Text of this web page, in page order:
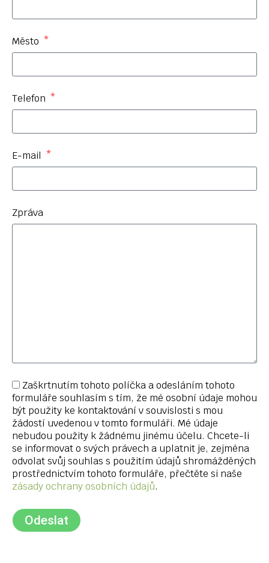
Město
Telefon
E-mail
Zpráva
Zaškrtnutím tohoto políčka a odesláním tohoto
formuláře souhlasím s tím, že mé osobní údaje mohou
být použity ke kontaktování v souvislosti s mou
žádostí uvedenou v tomto formuláři. Mé údaje
nebudou použity k žádnému jinému účelu. Chcete-li
se informovat o svých právech a uplatnit je, zejména
odvolat svůj souhlas s použitím údajů shromážděných
prostřednictvím tohoto formuláře, přečtěte si naše
zásady ochrany osobních údajů.
Odeslat